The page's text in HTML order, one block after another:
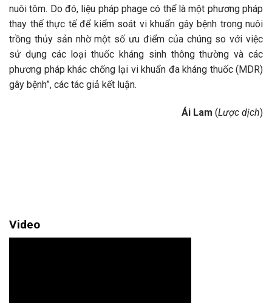
nuôi tôm. Do đó, liệu pháp phage có thể là một phương pháp
thay thế thực tế để kiểm soát vi khuẩn gây bệnh trong nuôi
trồng thủy sản nhờ một số ưu điểm của chúng so với việc
sử dụng các loại thuốc kháng sinh thông thường và các
phương pháp khác chống lại vi khuẩn đa kháng thuốc (MDR)
gây bệnh”, các tác giả kết luận.
Ái Lam (Lược dịch)
Video